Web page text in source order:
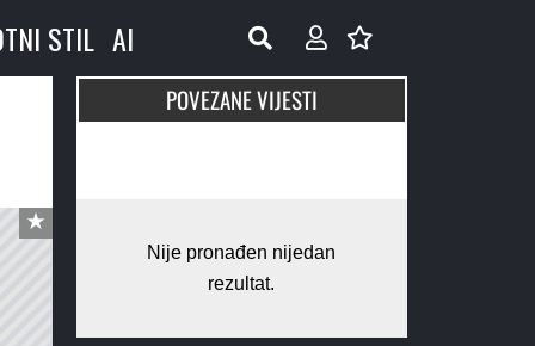
STIL AI
POVEZANE VIJESTI
Nije pronađen nijedan
rezultat.